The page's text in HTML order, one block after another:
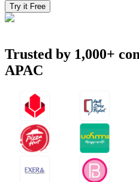
Try it Free
Trusted by 1,000+
APAC